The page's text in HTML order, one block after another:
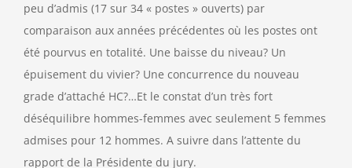
peu d’admis (17 sur 34 « postes » ouverts) par
comparaison aux années précédentes où les postes ont
été pourvus en totalité. Une baisse du niveau? Un
épuisement du vivier? Une concurrence du nouveau
grade d’attaché HC?…Et le constat d’un très fort
déséquilibre hommes-femmes avec seulement 5 femmes
admises pour 12 hommes. A suivre dans l’attente du
rapport de la Présidente du jury.